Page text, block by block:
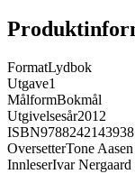
FormatLydbok
Utgave1
MålformBokmål
Utgivelsesår2012
ISBN9788242143938
OversetterTone Aasen
InnleserIvar Nergaard